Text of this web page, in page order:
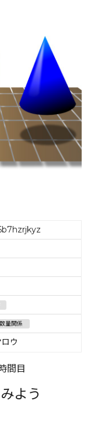
数量関係
ウ
間目
よう